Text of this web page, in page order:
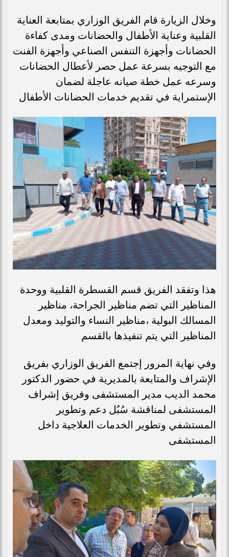
وخلال الزيارة قام الفريق الوزاري بمتابعة العناية
القلبية وعناية الأطفال والحضانات ومدى كفاءة
الحضانات وأجهزة التنفس الصناعي وأجهزة الفنت
مع التوجيه بسرعة عمل حصر لأعطال الحضانات
وسرعه عمل خطة صيانه عاجلة لضمان
الإستمراية في تقديم خدمات الحضانات الأطفال
هذا وتفقد الفريق قسم القسطرة القلبية ووحدة
المناظير التي تضم مناظير الجراحة، مناظير
المسالك البولية ،مناظير النساء والتوليد ومعدل
المناظير التي يتم تنفيذها بالقسم
وفي نهاية المرور إجتمع الفريق الوزاري بفريق
الإشراف والمتابعة بالمديرية في حضور الدكتور
محمد الديب مدير المستشفى وفريق إشراف
المستشفى لمناقشة سُبُل دعم وتطوير
المستشفي وتطوير الخدمات العلاجية داخل
المستشفى